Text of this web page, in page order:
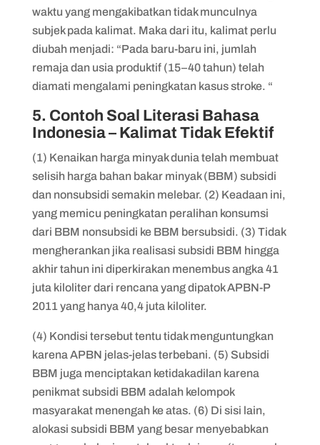
waktu yang mengakibatkan tidak munculnya
subjek pada kalimat. Maka dari itu, kalimat perlu
diubah menjadi: “Pada baru-baru ini, jumlah
remaja dan usia produktif (15–40 tahun) telah
diamati mengalami peningkatan kasus stroke. “
5. Contoh Soal Literasi Bahasa
Indonesia – Kalimat Tidak Efektif
(1) Kenaikan harga minyak dunia telah membuat
selisih harga bahan bakar minyak (BBM) subsidi
dan nonsubsidi semakin melebar. (2) Keadaan ini,
yang memicu peningkatan peralihan konsumsi
dari BBM nonsubsidi ke BBM bersubsidi. (3) Tidak
mengherankan jika realisasi subsidi BBM hingga
akhir tahun ini diperkirakan menembus angka 41
juta kiloliter dari rencana yang dipatok APBN-P
2011 yang hanya 40,4 juta kiloliter.
(4) Kondisi tersebut tentu tidak menguntungkan
karena APBN jelas-jelas terbebani. (5) Subsidi
BBM juga menciptakan ketidakadilan karena
penikmat subsidi BBM adalah kelompok
masyarakat menengah ke atas. (6) Di sisi lain,
alokasi subsidi BBM yang besar menyebabkan